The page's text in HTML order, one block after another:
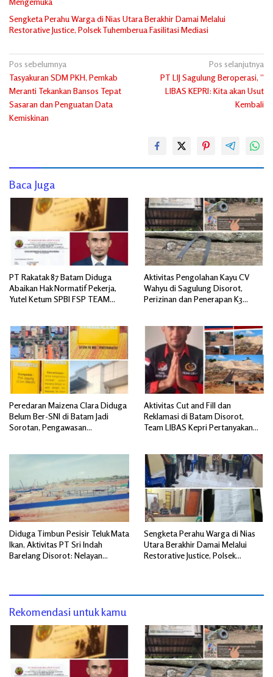
Sengketa Perahu Warga di Nias Utara Berakhir Damai Melalui
Restorative Justice, Polsek Tuhemberua Fasilitasi Mediasi
Navigasi
pos
Pos sebelumnya
Tasyakuran SDM PKH, Pemkab
Meranti Tekankan Bansos Tepat
Sasaran dan Penguatan Data
Kemiskinan
Pos selanjutnya
PT LIJ Sagulung Beroperasi, ”
LIBAS KEPRI: Kita akan Usut
Kembali
Baca Juga
PT Rakatak 87 Batam Diduga
Abaikan Hak Normatif Pekerja,
Yutel Ketum SPBI FSP TEAM
Aktivitas Pengolahan Kayu CV
Wahyu di Sagulung Disorot,
Perizinan dan Penerapan K3
Peredaran Maizena Clara Diduga
Belum Ber-SNI di Batam Jadi
Sorotan, Pengawasan
Aktivitas Cut and Fill dan
Reklamasi di Batam Disorot,
Team LIBAS Kepri Pertanyakan
Diduga Timbun Pesisir Teluk Mata
Ikan, Aktivitas PT Sri Indah
Barelang Disorot: Nelayan
Sengketa Perahu Warga di Nias
Utara Berakhir Damai Melalui
Restorative Justice, Polsek
Rekomendasi untuk kamu